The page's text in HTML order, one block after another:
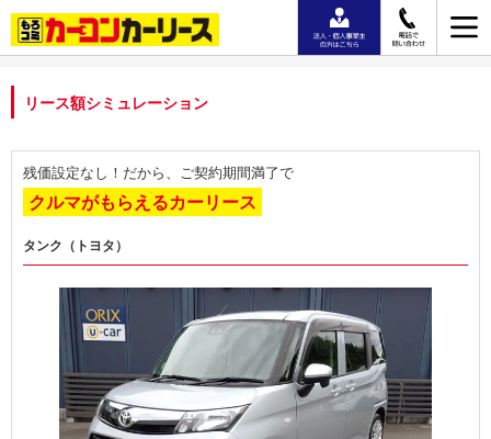
リース額シミュレーション
残価設定なし！だから、ご契約期間満了で
クルマがもらえるカーリース
タンク（トヨタ）